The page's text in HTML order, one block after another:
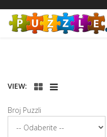
VIEW:
Broj Puzzli